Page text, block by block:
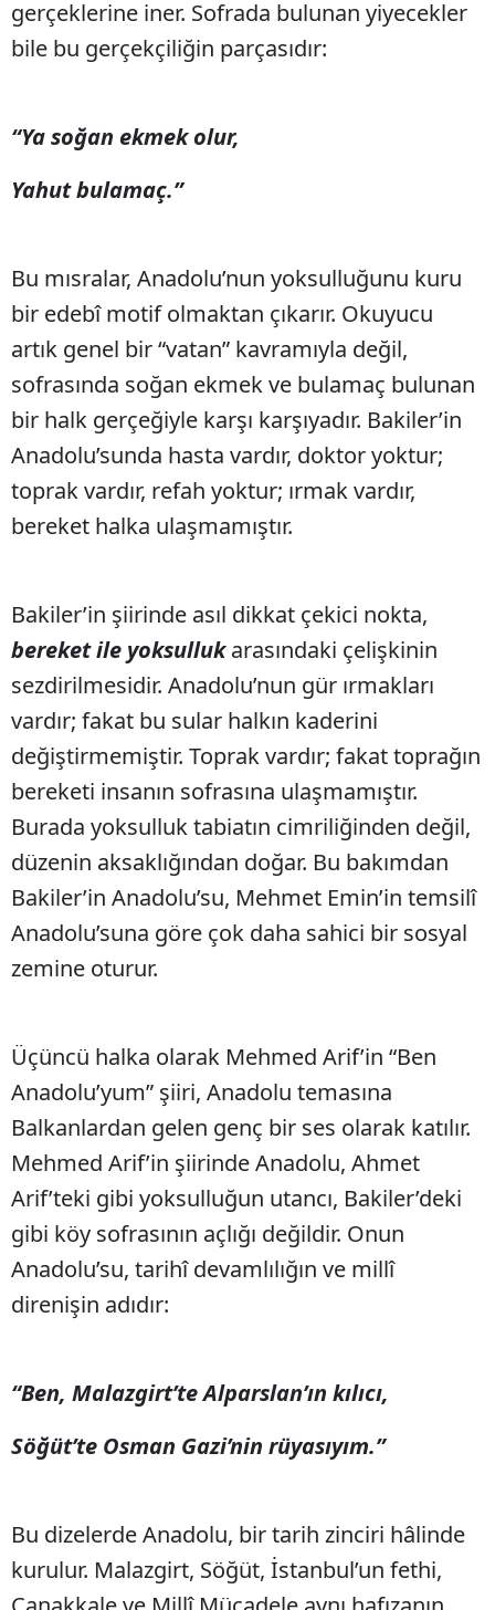
gerçeklerine iner. Sofrada bulunan yiyecekler
bile bu gerçekçiliğin parçasıdır:
“Ya soğan ekmek olur,
Yahut bulamaç.”
Bu mısralar, Anadolu’nun yoksulluğunu kuru
bir edebî motif olmaktan çıkarır. Okuyucu
artık genel bir “vatan” kavramıyla değil,
sofrasında soğan ekmek ve bulamaç bulunan
bir halk gerçeğiyle karşı karşıyadır. Bakiler’in
Anadolu’sunda hasta vardır, doktor yoktur;
toprak vardır, refah yoktur; ırmak vardır,
bereket halka ulaşmamıştır.
Bakiler’in şiirinde asıl dikkat çekici nokta,
bereket ile yoksullukarasındaki çelişkinin
sezdirilmesidir. Anadolu’nun gür ırmakları
vardır; fakat bu sular halkın kaderini
değiştirmemiştir. Toprak vardır; fakat toprağın
bereketi insanın sofrasına ulaşmamıştır.
Burada yoksulluk tabiatın cimriliğinden değil,
düzenin aksaklığından doğar. Bu bakımdan
Bakiler’in Anadolu’su, Mehmet Emin’in temsilî
Anadolu’suna göre çok daha sahici bir sosyal
zemine oturur.
Üçüncü halka olarak Mehmed Arif’in “Ben
Anadolu’yum” şiiri, Anadolu temasına
Balkanlardan gelen genç bir ses olarak katılır.
Mehmed Arif’in şiirinde Anadolu, Ahmet
Arif’teki gibi yoksulluğun utancı, Bakiler’deki
gibi köy sofrasının açlığı değildir. Onun
Anadolu’su, tarihî devamlılığın ve millî
direnişin adıdır:
“Ben, Malazgirt’te Alparslan’ın kılıcı,
Söğüt’te Osman Gazi’nin rüyasıyım.”
Bu dizelerde Anadolu, bir tarih zinciri hâlinde
kurulur. Malazgirt, Söğüt, İstanbul’un fethi,